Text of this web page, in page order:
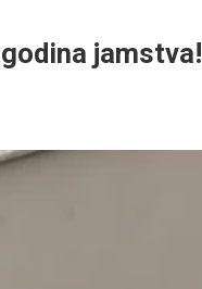
jamstva!